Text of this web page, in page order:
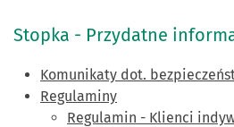
Stopka - Przydatne
Komunikaty dot.
Regulaminy
Regulamin - Klienci